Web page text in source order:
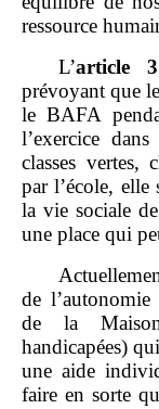
ressource
L’article 3
prévoyant que
le BAFA
l’exercice
classes vertes,
par l’école, elle
la vie sociale
une place qui
de l’autonomie
de la Maison
handicapées)
une aide
faire en sorte